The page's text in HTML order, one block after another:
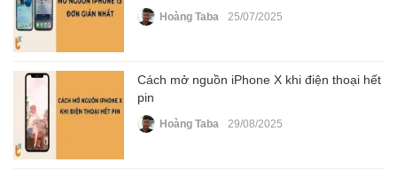
Hoàng Taba 25/07/2025
Cách mở nguồn iPhone X khi điện thoại hết
pin
Hoàng Taba 29/08/2025